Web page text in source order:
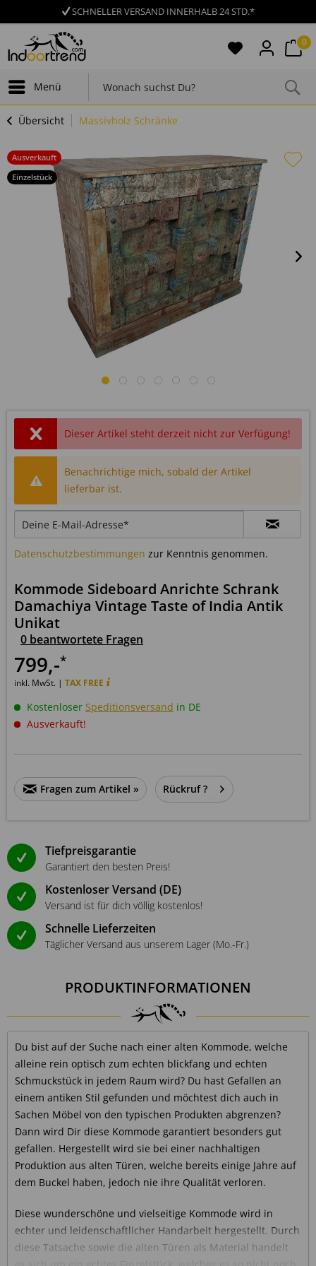
SCHNELLER VERSAND INNERHALB 24 STD.*
Menü
0
Übersicht Massivholz Schränke
Ausverkauft
Einzelstück
Dieser Artikel steht derzeit nicht zur Verfügung!
Benachrichtige mich, sobald der Artikel
lieferbar ist.
Datenschutzbestimmungen zur Kenntnis genommen.
Kommode Sideboard Anrichte Schrank
Damachiya Vintage Taste of India Antik
Unikat
0 beantwortete Fragen
799,-*
inkl. MwSt. | TAX FREE
Kostenloser Speditionsversand in DE
Ausverkauft!
Fragen zum Artikel » Rückruf ?
Tiefpreisgarantie
Garantiert den besten Preis!
Kostenloser Versand (DE)
Versand ist für dich völlig kostenlos!
Schnelle Lieferzeiten
Täglicher Versand aus unserem Lager (Mo.-Fr.)
PRODUKTINFORMATIONEN
Du bist auf der Suche nach einer alten Kommode, welche
alleine rein optisch zum echten blickfang und echten
Schmuckstück in jedem Raum wird? Du hast Gefallen an
einem antiken Stil gefunden und möchtest dich auch in
Sachen Möbel von den typischen Produkten abgrenzen?
Dann wird Dir diese Kommode garantiert besonders gut
gefallen. Hergestellt wird sie bei einer nachhaltigen
Produktion aus alten Türen, welche bereits einige Jahre auf
dem Buckel haben, jedoch nie ihre Qualität verloren.
Diese wunderschöne und vielseitige Kommode wird in
echter und leidenschaftlicher Handarbeit hergestellt. Durch
diese Tatsache sowie die alten Türen als Material handelt